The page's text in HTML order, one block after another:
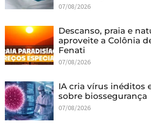
07/08/2026
Descanso, praia e
aproveite a Colônia
Fenati
07/08/2026
IA cria vírus inéditos
sobre biossegurança
07/08/2026